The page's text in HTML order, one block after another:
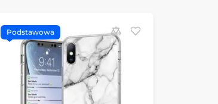
Podstawowa